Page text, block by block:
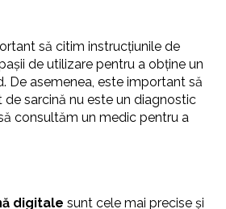
să citim instrucțiunile de
de utilizare pentru a obține un
De asemenea, este important să
sarcină nu este un diagnostic
consultăm un medic pentru a
digitale sunt cele mai precise și